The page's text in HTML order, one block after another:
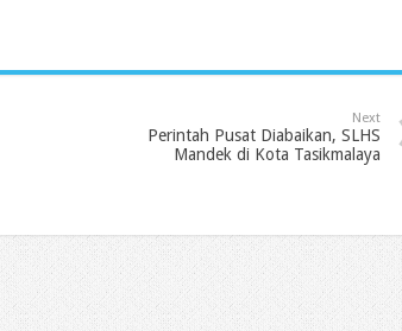
Next
Perintah Pusat Diabaikan, SLHS
Mandek di Kota Tasikmalaya